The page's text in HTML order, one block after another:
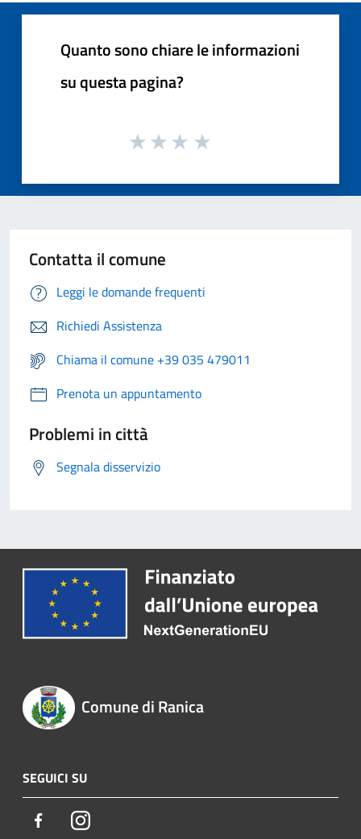
Quanto sono chiare le informazioni
su questa pagina?
Contatta il comune
Leggi le domande frequenti
Richiedi Assistenza
Chiama il comune +39 035 479011
Prenota un appuntamento
Problemi in città
Segnala disservizio
Comune di Ranica
SEGUICI SU
FacebookInstagram